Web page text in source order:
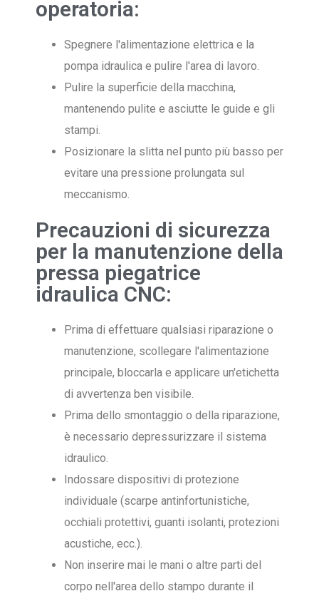
operatoria:
Spegnere l'alimentazione elettrica e la
pompa idraulica e pulire l'area di lavoro.
Pulire la superficie della macchina,
mantenendo pulite e asciutte le guide e gli
stampi.
Posizionare la slitta nel punto più basso per
evitare una pressione prolungata sul
meccanismo.
Precauzioni di sicurezza
per la manutenzione della
pressa piegatrice
idraulica CNC:
Prima di effettuare qualsiasi riparazione o
manutenzione, scollegare l'alimentazione
principale, bloccarla e applicare un'etichetta
di avvertenza ben visibile.
Prima dello smontaggio o della riparazione,
è necessario depressurizzare il sistema
idraulico.
Indossare dispositivi di protezione
individuale (scarpe antinfortunistiche,
occhiali protettivi, guanti isolanti, protezioni
acustiche, ecc.).
Non inserire mai le mani o altre parti del
corpo nell'area dello stampo durante il